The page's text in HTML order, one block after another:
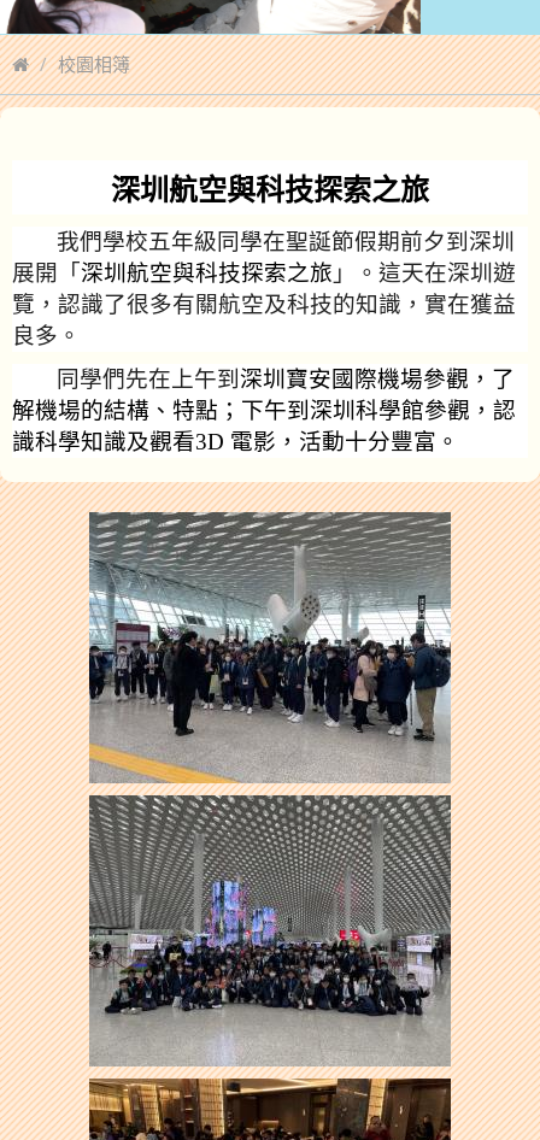
校園相簿
深圳航空與科技探索之旅
我們學校五年級同學在聖誕節假期前夕到深圳
展開「深圳航空與科技探索之旅 」。這天在深圳遊
覽，認識了很多有關航空及科技的知識，實在獲益
良多。
同學們先在上午到深圳寶安國際機場參觀，了
解機場的結構、特點；下午到深圳科學館參觀，認
識科學知識及觀看3D 電影，活動十分豐富。